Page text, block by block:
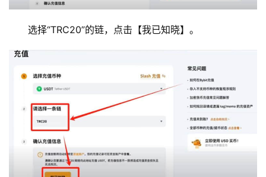
选择“TRC20”的链，点击【我已知晓】。